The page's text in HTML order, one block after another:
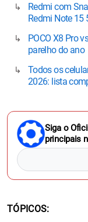
Redmi com
Redmi Note 15
POCO X8 Pro
parelho do ano
Todos os
2026: lista
Siga o
principais
TÓPICOS